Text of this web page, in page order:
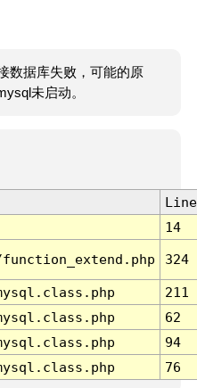
数据库失败，可能的原
未启动。
Line
14
324
211
62
94
76